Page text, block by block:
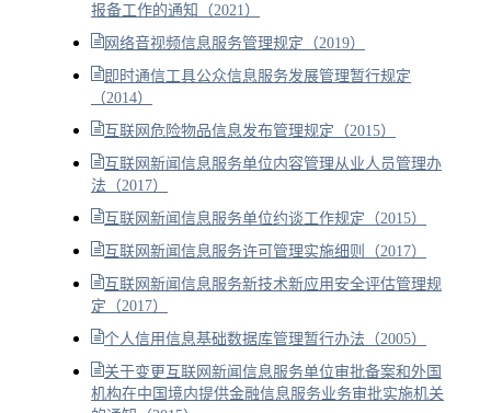
报备工作的通知（2021）
网络音视频信息服务管理规定（2019）
即时通信工具公众信息服务发展管理暂行规定
（2014）
互联网危险物品信息发布管理规定（2015）
互联网新闻信息服务单位内容管理从业人员管理办
法（2017）
互联网新闻信息服务单位约谈工作规定（2015）
互联网新闻信息服务许可管理实施细则（2017）
互联网新闻信息服务新技术新应用安全评估管理规
定（2017）
个人信用信息基础数据库管理暂行办法（2005）
关于变更互联网新闻信息服务单位审批备案和外国
机构在中国境内提供金融信息服务业务审批实施机关